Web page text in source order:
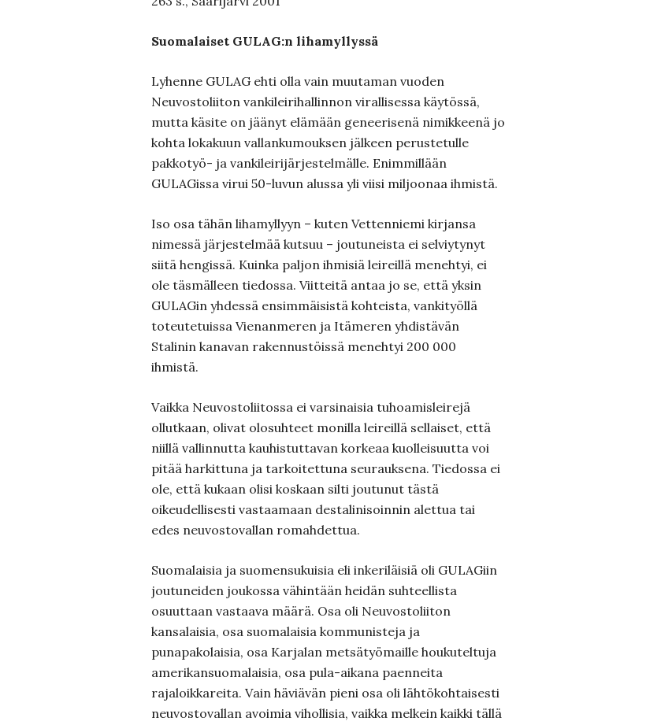
Suomalaiset GULAG:n lihamyllyssä
Lyhenne GULAG ehti olla vain muutaman vuoden
Neuvostoliiton vankileirihallinnon virallisessa käytössä,
mutta käsite on jäänyt elämään geneerisenä nimikkeenä jo
kohta lokakuun vallankumouksen jälkeen perustetulle
pakkotyö- ja vankileirijärjestelmälle. Enimmillään
GULAGissa virui 50-luvun alussa yli viisi miljoonaa ihmistä.
Iso osa tähän lihamyllyyn – kuten Vettenniemi kirjansa
nimessä järjestelmää kutsuu – joutuneista ei selviytynyt
siitä hengissä. Kuinka paljon ihmisiä leireillä menehtyi, ei
ole täsmälleen tiedossa. Viitteitä antaa jo se, että yksin
GULAGin yhdessä ensimmäisistä kohteista, vankityöllä
toteutetuissa Vienanmeren ja Itämeren yhdistävän
Stalinin kanavan rakennustöissä menehtyi 200 000
ihmistä.
Vaikka Neuvostoliitossa ei varsinaisia tuhoamisleirejä
ollutkaan, olivat olosuhteet monilla leireillä sellaiset, että
niillä vallinnutta kauhistuttavan korkeaa kuolleisuutta voi
pitää harkittuna ja tarkoitettuna seurauksena. Tiedossa ei
ole, että kukaan olisi koskaan silti joutunut tästä
oikeudellisesti vastaamaan destalinisoinnin alettua tai
edes neuvostovallan romahdettua.
Suomalaisia ja suomensukuisia eli inkeriläisiä oli GULAGiin
joutuneiden joukossa vähintään heidän suhteellista
osuuttaan vastaava määrä. Osa oli Neuvostoliiton
kansalaisia, osa suomalaisia kommunisteja ja
punapakolaisia, osa Karjalan metsätyömaille houkuteltuja
amerikansuomalaisia, osa pula-aikana paenneita
rajaloikkareita. Vain häviävän pieni osa oli lähtökohtaisesti
neuvostovallan avoimia vihollisia, vaikka melkein kaikki tällä